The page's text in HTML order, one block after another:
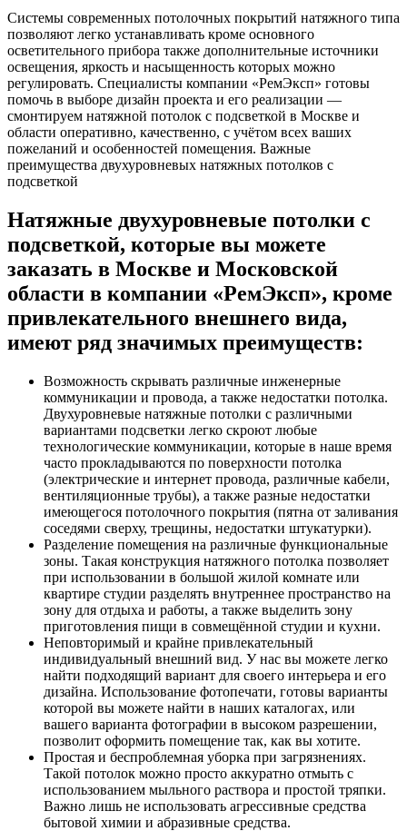
Системы современных потолочных покрытий натяжного типа
позволяют легко устанавливать кроме основного
осветительного прибора также дополнительные источники
освещения, яркость и насыщенность которых можно
регулировать. Специалисты компании «РемЭксп» готовы
помочь в выборе дизайн проекта и его реализации —
смонтируем натяжной потолок с подсветкой в Москве и
области оперативно, качественно, с учётом всех ваших
пожеланий и особенностей помещения. Важные
преимущества двухуровневых натяжных потолков с
подсветкой
Натяжные двухуровневые потолки с
подсветкой, которые вы можете
заказать в Москве и Московской
области в компании «РемЭксп», кроме
привлекательного внешнего вида,
имеют ряд значимых преимуществ:
Возможность скрывать различные инженерные
коммуникации и провода, а также недостатки потолка.
Двухуровневые натяжные потолки с различными
вариантами подсветки легко скроют любые
технологические коммуникации, которые в наше время
часто прокладываются по поверхности потолка
(электрические и интернет провода, различные кабели,
вентиляционные трубы), а также разные недостатки
имеющегося потолочного покрытия (пятна от заливания
соседями сверху, трещины, недостатки штукатурки).
Разделение помещения на различные функциональные
зоны. Такая конструкция натяжного потолка позволяет
при использовании в большой жилой комнате или
квартире студии разделять внутреннее пространство на
зону для отдыха и работы, а также выделить зону
приготовления пищи в совмещённой студии и кухни.
Неповторимый и крайне привлекательный
индивидуальный внешний вид. У нас вы можете легко
найти подходящий вариант для своего интерьера и его
дизайна. Использование фотопечати, готовы варианты
которой вы можете найти в наших каталогах, или
вашего варианта фотографии в высоком разрешении,
позволит оформить помещение так, как вы хотите.
Простая и беспроблемная уборка при загрязнениях.
Такой потолок можно просто аккуратно отмыть с
использованием мыльного раствора и простой тряпки.
Важно лишь не использовать агрессивные средства
бытовой химии и абразивные средства.